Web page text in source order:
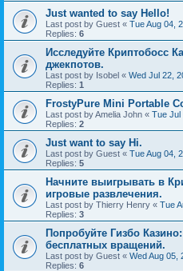
Just wanted to say Hello!
Last post by Guest « Tue Aug 04,
Replies: 6
Исследуйте Криптобосс
джекпотов.
Last post by Isobel « Wed Jul 22,
Replies: 1
FrostyPure Mini Portable
Last post byAmelia John « Tue Jul
Replies: 2
Just want to say Hi.
Last post by Guest « Tue Aug 04,
Replies: 5
Начните выигрывать в
игровые развлечения.
Last post by Thierry Henry « Tue
Replies: 3
Попробуйте Гизбо
бесплатных вращений.
Last post by Guest « Wed Aug 05,
Replies: 6